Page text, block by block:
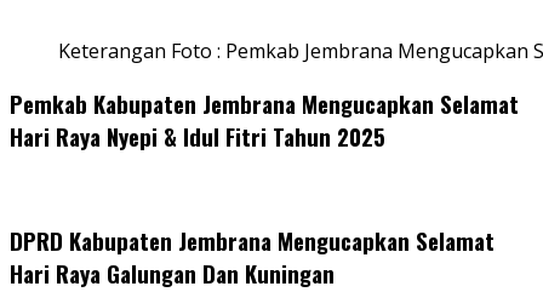
Keterangan Foto : Pemkab Jembrana Mengucapkan
Pemkab Kabupaten Jembrana Mengucapkan Selamat
Hari Raya Nyepi & Idul Fitri Tahun 2025
DPRD Kabupaten Jembrana Mengucapkan Selamat
Hari Raya Galungan Dan Kuningan